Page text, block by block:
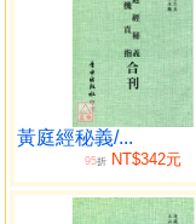
黃庭經秘義/...
95折 NT$342元